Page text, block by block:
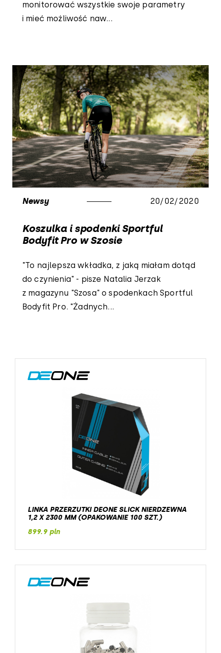
monitorować wszystkie swoje parametry
i mieć możliwość naw...
Newsy 20/02/2020
Koszulka i spodenki Sportful
Bodyfit Pro w Szosie
"To najlepsza wkładka, z jaką miałam dotąd
do czynienia" - pisze Natalia Jerzak
z magazynu "Szosa" o spodenkach Sportful
Bodyfit Pro. "Żadnych...
LINKA PRZERZUTKI DEONE SLICK NIERDZEWNA
1,2 X 2300 MM (OPAKOWANIE 100 SZT.)
899.9 pln